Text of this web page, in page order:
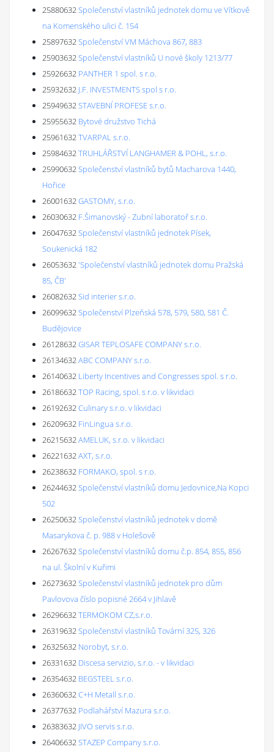
25880632Společenství vlastníků jednotek domu ve Vítkově
na Komenského ulici č. 154
25897632Společenství VM Máchova 867, 883
25903632Společenství vlastníků U nové školy 1213/77
25926632 PANTHER 1 spol. s r.o.
25932632 J.F. INVESTMENTS spol s r.o.
25949632STAVEBNÍ PROFESE s.r.o.
25955632 Bytové družstvo Tichá
25961632TVARPAL s.r.o.
25984632TRUHLÁŘSTVÍ LANGHAMER & POHL, s.r.o.
25990632Společenství vlastníků bytů Macharova 1440,
Hořice
26001632GASTOMY, s.r.o.
26030632 F.Šimanovský - Zubní laboratoř s.r.o.
26047632Společenství vlastníků jednotek Písek,
Soukenická 182
26053632'Společenství vlastníků jednotek domu Pražská
85, ČB'
26082632Sid interier s.r.o.
26099632Společenství Plzeňská 578, 579, 580, 581 Č.
Budějovice
26128632GISAR TEPLOSAFE COMPANY s.r.o.
26134632ABC COMPANY s.r.o.
26140632 Liberty Incentives and Congresses spol. s r.o.
26186632TOP Racing, spol. s r.o. v likvidaci
26192632Culinary s.r.o. v likvidaci
26209632 FinLingua s.r.o.
26215632AMELUK, s.r.o. v likvidaci
26221632AXT, s.r.o.
26238632 FORMAKO, spol. s r.o.
26244632Společenství vlastníků domu Jedovnice,Na Kopci
502
26250632Společenství vlastníků jednotek v domě
Masarykova č. p. 988 v Holešově
26267632Společenství vlastníků domu č.p. 854, 855, 856
na ul. Školní v Kuřimi
26273632Společenství vlastníků jednotek pro dům
Pavlovova číslo popisné 2664 v Jihlavě
26296632TERMOKOM CZ,s.r.o.
26319632Společenství vlastníků Tovární 325, 326
26325632 Norobyt, s.r.o.
26331632 Discesa servizio, s.r.o. - v likvidaci
26354632 BEGSTEEL s.r.o.
26360632C+H Metall s.r.o.
26377632 Podlahářství Mazura s.r.o.
26383632 JIVO servis s.r.o.
26406632STAZEP Company s.r.o.